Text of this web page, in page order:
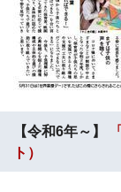
【令和6年～】
ト）